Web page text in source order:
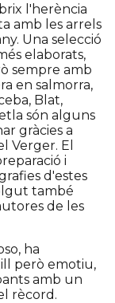
l'herència
amb les arrels
Una selecció
elaborats,
sempre amb
en salmorra,
Blat,
són alguns
gràcies a
Verger. El
i
d'estes
també
de les
ha
però emotiu,
amb un
rècord.